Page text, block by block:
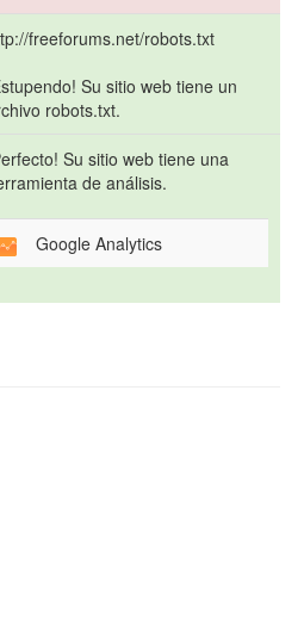
freeforums.net/robots.txt
Su sitio web tiene un
robots.txt.
Su sitio web tiene una
de análisis.
Google Analytics